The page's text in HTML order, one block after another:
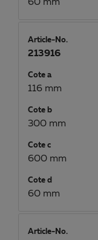
60 mm
Article-No.
213916
Cote a
116 mm
Cote b
300 mm
Cote c
600 mm
Cote d
60 mm
Article-No.